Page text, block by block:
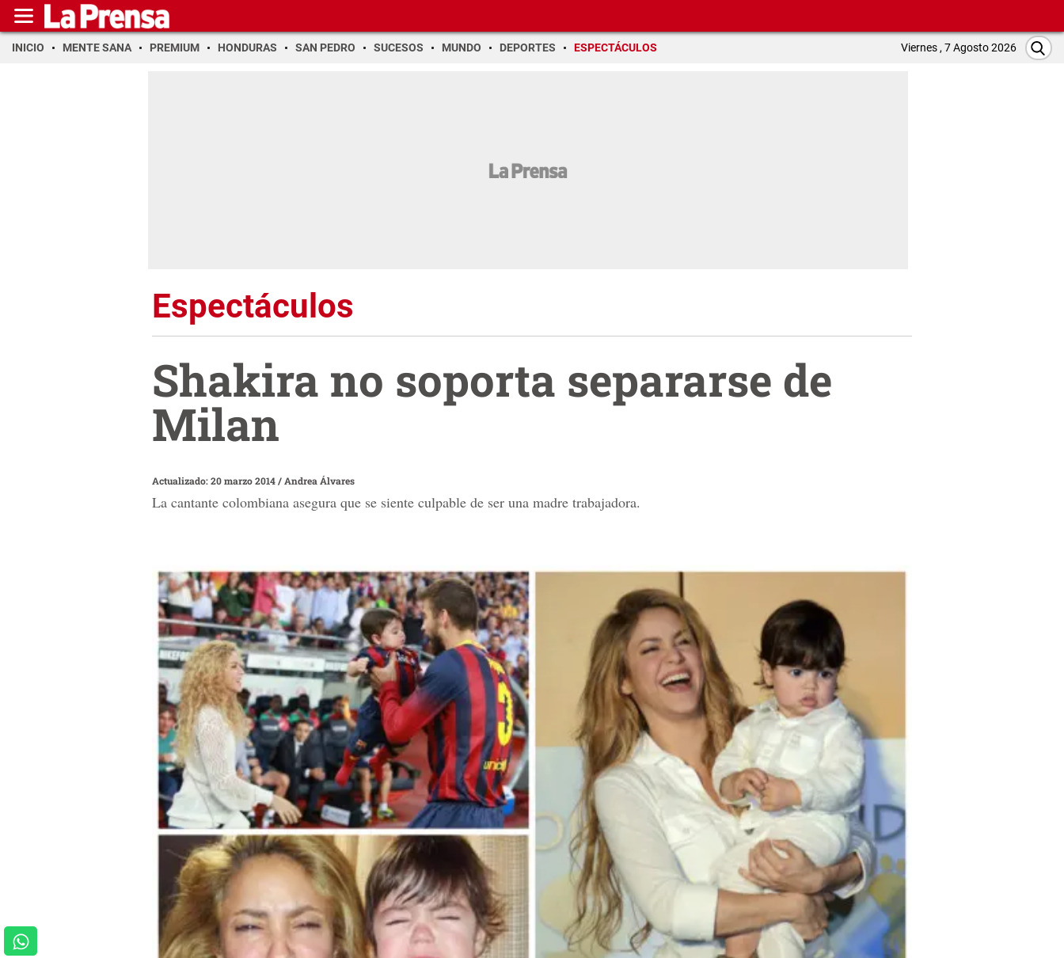
INICIO MENTE SANA PREMIUM HONDURAS SAN PEDRO SUCESOS MUNDO DEPORTES ESPECTÁCULOS Viernes , 7 Agosto 2026
Espectáculos
Shakira no soporta separarse de
Milan
Actualizado: 20 marzo 2014/ Andrea Álvares
La cantante colombiana asegura que se siente culpable de ser una madre trabajadora.